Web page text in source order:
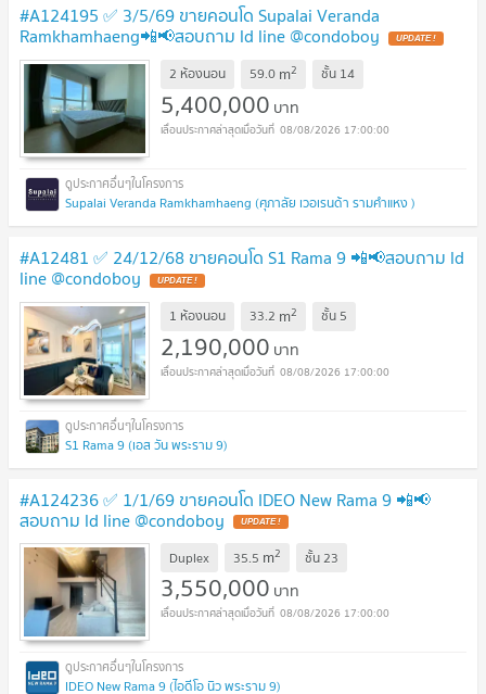
#A124195 ✅ 3/5/69 ขายคอนโด Supalai Veranda
Ramkhamhaeng📲📢สอบถาม ld line @condoboy UPDATE !
2 ห้องนอน 59.0 m2 ชั้น 14
5,400,000 บาท
08/08/2026 17:00:00
Supalai Veranda Ramkhamhaeng (ศุภาลัย เวอเรนด้า รามคำแหง )
#A12481 ✅ 24/12/68 ขายคอนโด S1 Rama 9 📲📢สอบถาม ld
line @condoboy UPDATE !
1 ห้องนอน 33.2 m2 ชั้น 5
2,190,000 บาท
08/08/2026 17:00:00
S1 Rama 9 (เอส วัน พระราม 9)
#A124236 ✅ 1/1/69 ขายคอนโด IDEO New Rama 9 📲📢
สอบถาม ld line @condoboy UPDATE !
Duplex 35.5 m2 ชั้น23
3,550,000 บาท
08/08/2026 17:00:00
IDEO New Rama 9 (ไอดีโอ นิว พระราม 9)